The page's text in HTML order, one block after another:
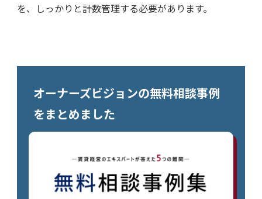
を、しっかりと計数管理する必要があります。
オーナーズビジョンの無料相談事例
をまとめました